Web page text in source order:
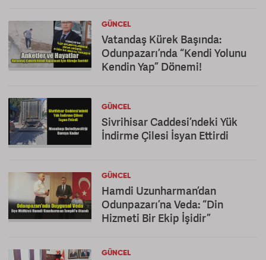
GÜNCEL
Vatandaş Kürek Başında:
Odunpazarı’nda “Kendi Yolunu
Kendin Yap” Dönemi!
GÜNCEL
Sivrihisar Caddesi’ndeki Yük
İndirme Çilesi İsyan Ettirdi
GÜNCEL
Hamdi Uzunharman’dan
Odunpazarı’na Veda: “Din
Hizmeti Bir Ekip İşidir”
GÜNCEL